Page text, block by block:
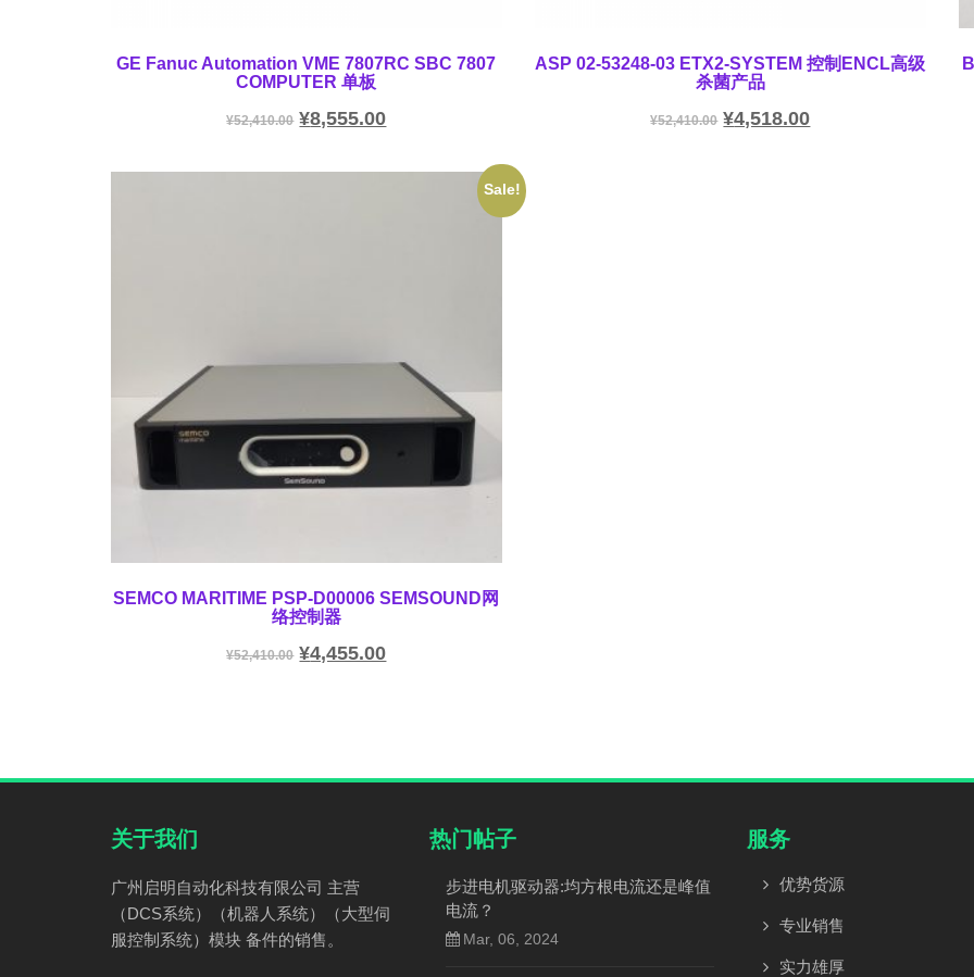
GE Fanuc Automation VME 7807RC SBC 7807
COMPUTER 单板
¥52,410.00 ¥8,555.00
ASP 02-53248-03 ETX2-SYSTEM 控制ENCL高级
杀菌产品
¥52,410.00 ¥4,518.00
Sale!
SEMCO MARITIME PSP-D00006 SEMSOUND网
络控制器
¥52,410.00 ¥4,455.00
关于我们
广州启明自动化科技有限公司 主营
（DCS系统）（机器人系统）（大型伺
服控制系统）模块 备件的销售。
热门帖子
步进电机驱动器:均方根电流还是峰值
电流？
Mar, 06, 2024
服务
优势货源
专业销售
实力雄厚